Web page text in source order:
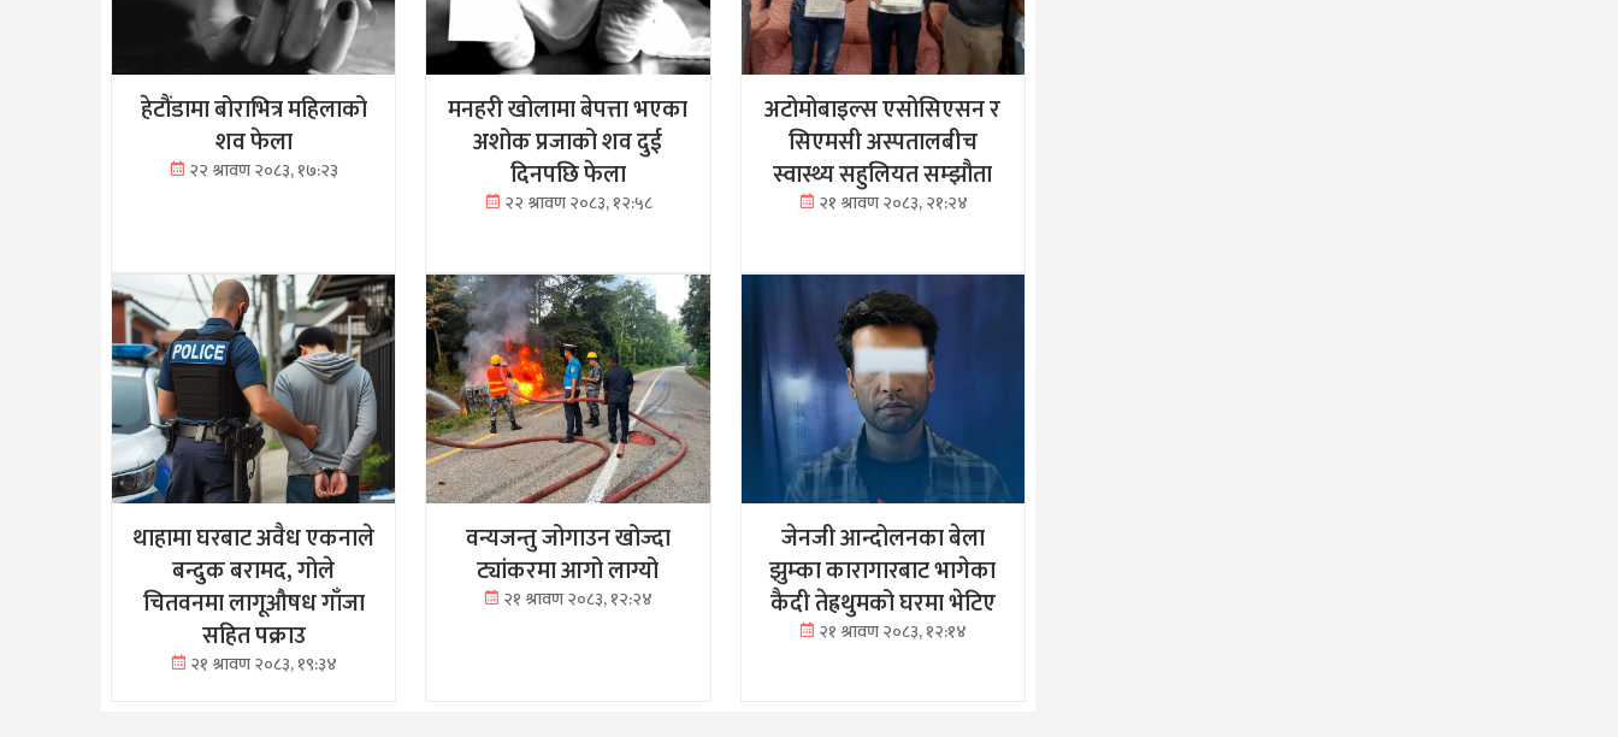
हेटौंडामा बोराभित्र महिलाको
शव फेला
२२ श्रावण २०८३, १७:२३
मनहरी खोलामा बेपत्ता भएका
अशोक प्रजाको शव दुई
दिनपछि फेला
२२ श्रावण २०८३, १२:५८
अटोमोबाइल्स एसोसिएसन र
सिएमसी अस्पतालबीच
स्वास्थ्य सहुलियत सम्झौता
२१ श्रावण २०८३, २१:२४
थाहामा घरबाट अवैध एकनाले
बन्दुक बरामद, गोले
चितवनमा लागूऔषध गाँजा
सहित पक्राउ
२१ श्रावण २०८३, १९:३४
वन्यजन्तु जोगाउन खोज्दा
ट्यांकरमा आगो लाग्यो
२१ श्रावण २०८३, १२:२४
जेनजी आन्दोलनका बेला
झुम्का कारागारबाट भागेका
कैदी तेह्रथुमको घरमा भेटिए
२१ श्रावण २०८३, १२:१४